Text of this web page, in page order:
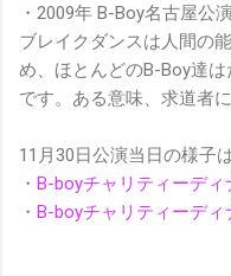
・2009年 B-Boy名古屋公
ブレイクダンスは人間の
め、ほとんどのB-Boy達
です。ある意味、求道者
11月30日公演当日の様子
・ B-boyチャリティーデ
・ B-boyチャリティーデ